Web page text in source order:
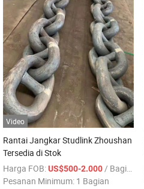
Video
Rantai Jangkar Studlink Zhoushan
Tersedia di Stok
Harga FOB:US$500-2.000 / Bagian
Pesanan Minimum: 1 Bagian